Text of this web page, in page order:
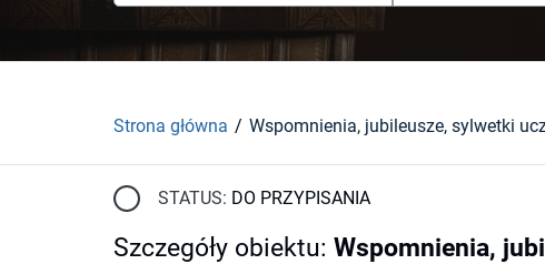
Strona główna
STATUS: DO PRZYPISANIA
Szczegóły obiektu: Wspomnienia,